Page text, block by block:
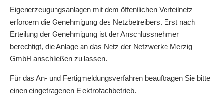
Eigenerzeugungsanlagen mit dem öffentlichen Verteilnetz
erfordern die Genehmigung des Netzbetreibers. Erst nach
Erteilung der Genehmigung ist der Anschlussnehmer
berechtigt, die Anlage an das Netz der Netzwerke Merzig
GmbH anschließen zu lassen.
Für das An- und Fertigmeldungsverfahren beauftragen Sie bitte
einen eingetragenen Elektrofachbetrieb.
Lesehilfe
Links unterstreichen
Animationen ausschalten